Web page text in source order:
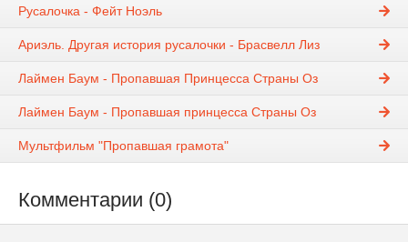
Русалочка - Фейт Ноэль
Ариэль. Другая история русалочки - Брасвелл Лиз
Лаймен Баум - Пропавшая Принцесса Страны Оз
Лаймен Баум - Пропавшая принцесса Страны Оз
Мультфильм "Пропавшая грамота"
Комментарии (0)